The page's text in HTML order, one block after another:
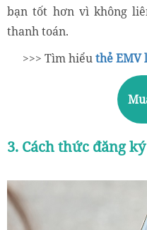
bạn tốt hơn vì không
thanh toán.
>>> Tìm hiểuthẻ EMV
3. Cách thức đăng